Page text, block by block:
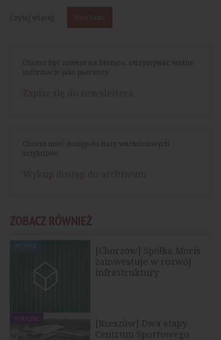
Czytaj więcej: Moris Polska
Chcesz być zawsze na bieżąco, otrzymywać ważne
informacje jako pierwszy.
Chcesz mieć dostęp do bazy wartościowych
artykułów.
ZOBACZ RÓWNIEŻ
[Chorzów] Spółka Moris
zainwestuje w rozwój
infrastruktury
PUBLICZNE
[Rzeszów] Dwa etapy
Centrum Sportowego